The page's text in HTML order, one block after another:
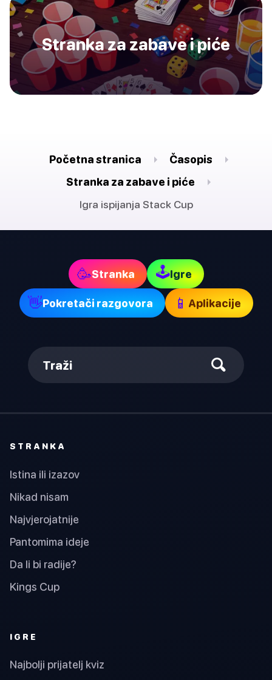
Stranka za zabave i piće
Početna stranica
Časopis
Stranka za zabave i piće
Igra ispijanja Stack Cup
🥳Stranka 🕹Igre
👋Pokretači razgovora 📱 Aplikacije
Traži
STRANKA
Istina ili izazov
Nikad nisam
Najvjerojatnije
Pantomima ideje
Da li bi radije?
Kings Cup
IGRE
Najbolji prijatelj kviz